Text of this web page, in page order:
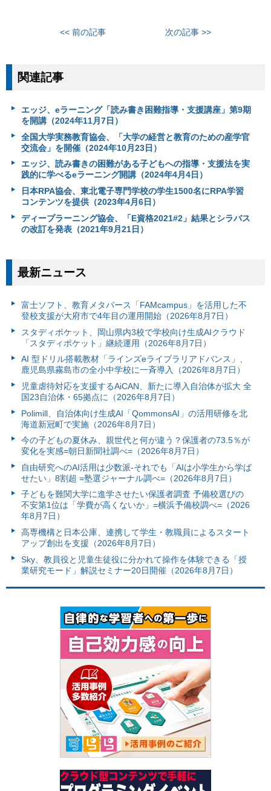
<< 前の記事 次の記事 >>
関連記事
エッジ、eラーニング「読み書き困難指導・支援講座」第9期
を開講（2024年11月7日）
全国大学実務教育協会、「大学の経営と教育のための産学官
交流会」を開催（2024年10月23日）
エッジ、読み書きの困難がある子どもへの指導・支援法を実
践的に学べるeラーニング開講（2024年4月4日）
日本RPA協会、東北電子専門学校の学生1500名にRPA学習
コンテンツを提供（2023年4月6日）
ディープラーニング協会、「E資格2021#2」結果とシラバス
の改訂を発表（2021年9月21日）
最新ニュース
富⼠ソフト、教育メタバース「FAMcampus」を活用した不
登校支援が大府市で4年目の運用開始（2026年8月7日）
スタディポケット、岡山県内3校で学校向け生成AIクラウド
「スタディポケット」継続運用（2026年8月7日）
AI 型ドリル搭載教材「ラインズeライブラリアドバンス」、
鹿児島県霧島市の全小中学校に一斉導入（2026年8月7日）
児童虐待対応を支援するAiCAN、新たに導入自治体が拡大 全
国23自治体・65拠点に（2026年8月7日）
Polimill、自治体向け生成AI「QommonsAI」の活用研修を北
海道新冠町で実施（2026年8月7日）
今の子どもの夏休み、親世代と何が違う？保護者の73.5％が
変化を実感=朝日新聞社調べ=（2026年8月7日）
自由研究へのAI活用は少数派-それでも「AIは小学生から学ば
せたい」8割超 =塾選ジャーナル調べ=（2026年8月7日）
子どもを難関大学に進学させたい保護者調査 予備校選びの
不安第1位は「学費が高くないか」=横浜予備校調べ=（2026
年8月7日）
高専機構と日本公庫、連携して学生・教職員によるスタート
アップ創出を支援（2026年8月7日）
Sky、教員役と児童生徒役に分かれて操作を体験できる「授
業研究モード」解説セミナー20日開催（2026年8月7日）